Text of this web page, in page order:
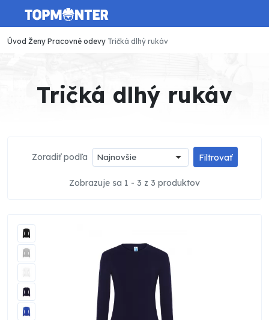
Úvod Ženy Pracovné odevy Tričká dlhý rukáv
Tričká dlhý rukáv
Zoradiť podľa Najnovšie Filtrovať
Zobrazuje sa 1 - 3 z 3 produktov